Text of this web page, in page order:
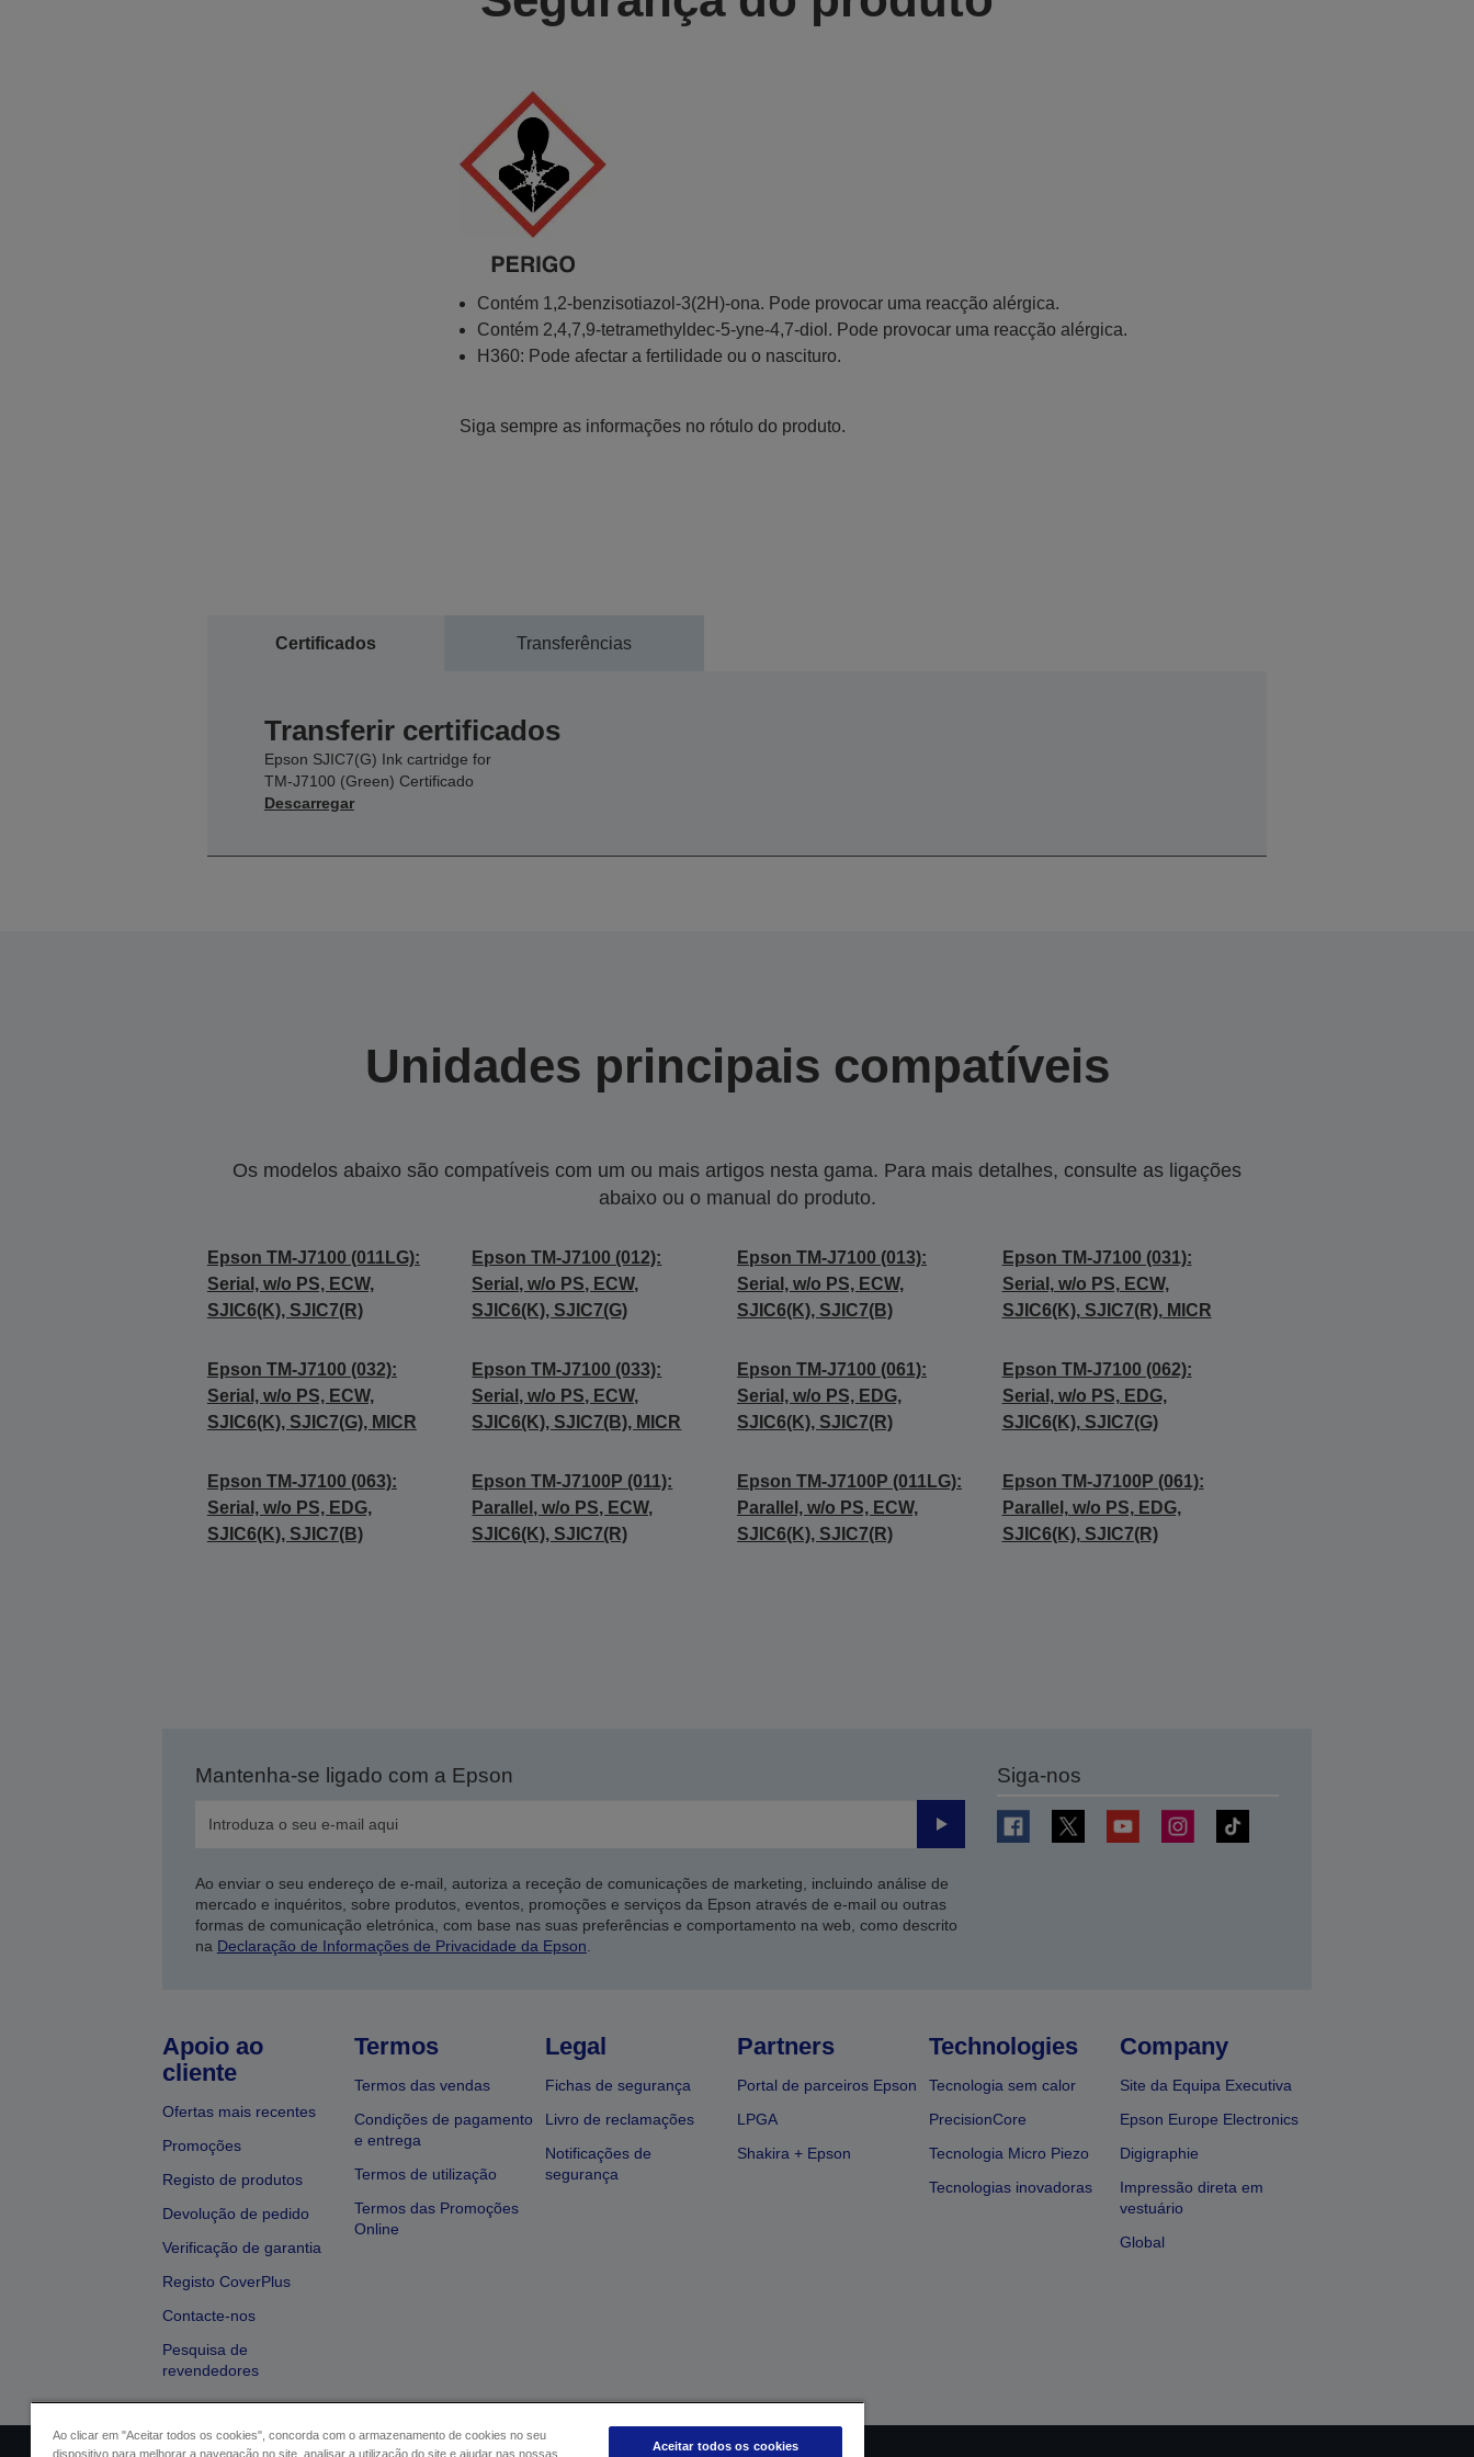
Contém 1,2-benzisotiazol-3(2H)-ona. Pode provocar uma reacção alérgica.
Contém 2,4,7,9-tetramethyldec-5-yne-4,7-diol. Pode provocar uma reacção alérgica.
H360: Pode afectar a fertilidade ou o nascituro.
Siga sempre as informações no rótulo do produto.
Certificados Transferências
Transferir certificados
Epson SJIC7(G) Ink cartridge for
TM-J7100 (Green) Certificado
Descarregar
Unidades principais compatíveis
Os modelos abaixo são compatíveis com um ou mais artigos nesta gama. Para mais detalhes, consulte as ligações
abaixo ou o manual do produto.
Epson TM-J7100 (011LG):
Serial, w/o PS, ECW,
SJIC6(K), SJIC7(R)
Epson TM-J7100 (012):
Serial, w/o PS, ECW,
SJIC6(K), SJIC7(G)
Epson TM-J7100 (013):
Serial, w/o PS, ECW,
SJIC6(K), SJIC7(B)
Epson TM-J7100 (031):
Serial, w/o PS, ECW,
SJIC6(K), SJIC7(R), MICR
Epson TM-J7100 (032):
Serial, w/o PS, ECW,
SJIC6(K), SJIC7(G), MICR
Epson TM-J7100 (033):
Serial, w/o PS, ECW,
SJIC6(K), SJIC7(B), MICR
Epson TM-J7100 (061):
Serial, w/o PS, EDG,
SJIC6(K), SJIC7(R)
Epson TM-J7100 (062):
Serial, w/o PS, EDG,
SJIC6(K), SJIC7(G)
Epson TM-J7100 (063):
Serial, w/o PS, EDG,
SJIC6(K), SJIC7(B)
Epson TM-J7100P (011):
Parallel, w/o PS, ECW,
SJIC6(K), SJIC7(R)
Epson TM-J7100P (011LG):
Parallel, w/o PS, ECW,
SJIC6(K), SJIC7(R)
Epson TM-J7100P (061):
Parallel, w/o PS, EDG,
SJIC6(K), SJIC7(R)
Mantenha-se ligado com a Epson
Enviar
Ao enviar o seu endereço de e-mail, autoriza a receção de comunicações de marketing, incluindo análise de
mercado e inquéritos, sobre produtos, eventos, promoções e serviços da Epson através de e-mail ou outras
formas de comunicação eletrónica, com base nas suas preferências e comportamento na web, como descrito
na Declaração de Informações de Privacidade da Epson
Siga-nos
Apoio ao
cliente
Ofertas mais recentes
Promoções
Registo de produtos
Devolução de pedido
Verificação de garantia
Registo CoverPlus
Contacte-nos
Pesquisa de
revendedores
Termos
Termos das vendas
Condições de pagamento
e entrega
Termos de utilização
Termos das Promoções
Online
Legal
Fichas de segurança
Livro de reclamações
Notificações de
segurança
Partners
Portal de parceiros Epson
LPGA
Shakira + Epson
Technologies
Tecnologia sem calor
PrecisionCore
Tecnologia Micro Piezo
Tecnologias inovadoras
Company
Site da Equipa Executiva
Epson Europe Electronics
Digigraphie
Impressão direta em
vestuário
Global
Ao clicar em "Aceitar todos os cookies", concorda com o armazenamento de cookies no seu
dispositivo para melhorar a navegação no site, analisar a utilização do site e ajudar nas nossas
Aceitar todos os cookies